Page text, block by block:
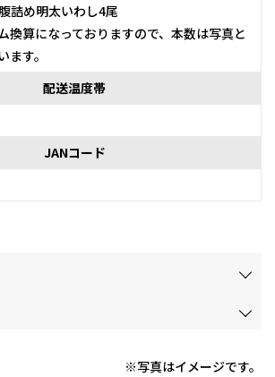
詰め明太いわし4尾
換算になっておりますので、本数は写真と
す。
配送温度帯
JANコード
※写真はイメージです。